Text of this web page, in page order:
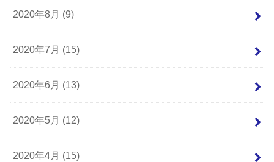
2020年8月 (9)
2020年7月 (15)
2020年6月 (13)
2020年5月 (12)
2020年4月 (15)